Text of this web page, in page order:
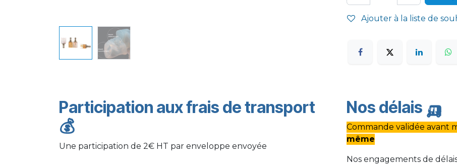
Ajouter à la liste de
Participation aux frais de transport
💰
Une participation de 2€ HT par enveloppe envoyée
Nos délais 🛺
Commande validée avant
même
Nos engagements de